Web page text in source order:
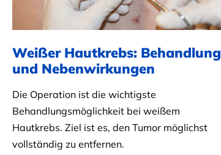
Weißer Hautkrebs: Behandlung
und Nebenwirkungen
Die Operation ist die wichtigste
Behandlungsmöglichkeit bei weißem
Hautkrebs. Ziel ist es, den Tumor möglichst
vollständig zu entfernen.